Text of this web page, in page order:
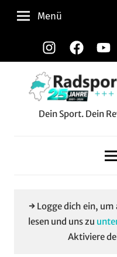
Zum
Inhalt
InstagramFacebook
Menü
Dein Sport. Dein
→ Logge dich ein, um
lesen und uns zu
Aktiviere